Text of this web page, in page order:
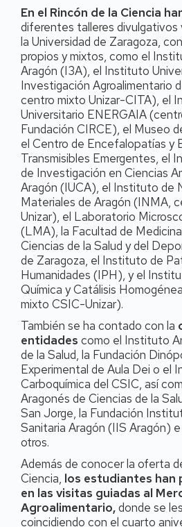
En el Rincón de la Ciencia
diferentes talleres divulgativos
la Universidad de Zaragoza,
propios y mixtos, como el
Aragón (I3A), el Instituto
Investigación Agroalimentario
centro mixto Unizar-CITA), el
Universitario ENERGAIA
Fundación CIRCE), el Museo
el Centro de Encefalopatías y
Transmisibles Emergentes, el
de Investigación en Ciencias
Aragón (IUCA), el Instituto de
Materiales de Aragón (INMA,
Unizar), el Laboratorio
(LMA), la Facultad de
Ciencias de la Salud y del
de Zaragoza, el Instituto de
Humanidades (IPH), y el
Química y Catálisis
mixto CSIC-Unizar).
También se ha contado con la
entidades como el Instituto
de la Salud, la Fundación
Experimental de Aula Dei o el
Carboquímica del CSIC, así
Aragonés de Ciencias de la
San Jorge, la Fundación
Sanitaria Aragón (IIS Aragón)
otros.
Además de conocer la oferta
Ciencia, los estudiantes
en las visitas guiadas al
Agroalimentario,donde se
coincidiendo con el cuarto